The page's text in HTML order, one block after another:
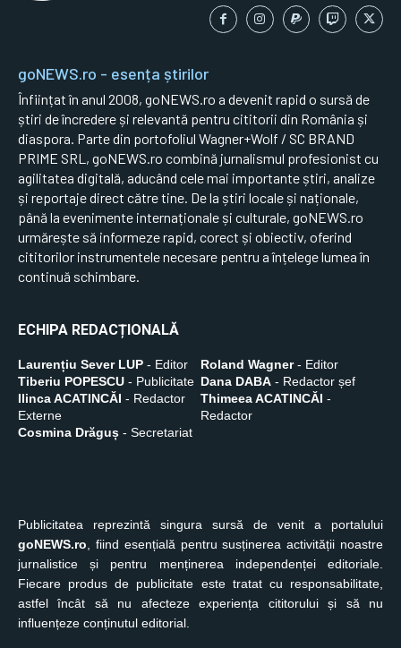
goNEWS.ro - esența știrilor
Înființat în anul 2008, goNEWS.ro a devenit rapid o sursă de
știri de încredere și relevantă pentru cititorii din România și
diaspora. Parte din portofoliul Wagner+Wolf / SC BRAND
PRIME SRL, goNEWS.ro combină jurnalismul profesionist cu
agilitatea digitală, aducând cele mai importante știri, analize
și reportaje direct către tine. De la știri locale și naționale,
până la evenimente internaționale și culturale, goNEWS.ro
urmărește să informeze rapid, corect și obiectiv, oferind
cititorilor instrumentele necesare pentru a înțelege lumea în
continuă schimbare.
ECHIPA REDACȚIONALĂ
Laurențiu Sever LUP - Editor Roland Wagner- Editor
Tiberiu POPESCU - Publicitate Dana DABA - Redactor șef
Ilinca ACATINCĂI - Redactor
Externe
Thimeea ACATINCĂI -
Redactor
Cosmina Drăguș - Secretariat
Publicitatea reprezintă singura sursă de venit a portalului
goNEWS.ro, fiind esențială pentru susținerea activității noastre
jurnalistice și pentru menținerea independenței editoriale.
Fiecare produs de publicitate este tratat cu responsabilitate,
astfel încât să nu afecteze experiența cititorului și să nu
influențeze conținutul editorial.